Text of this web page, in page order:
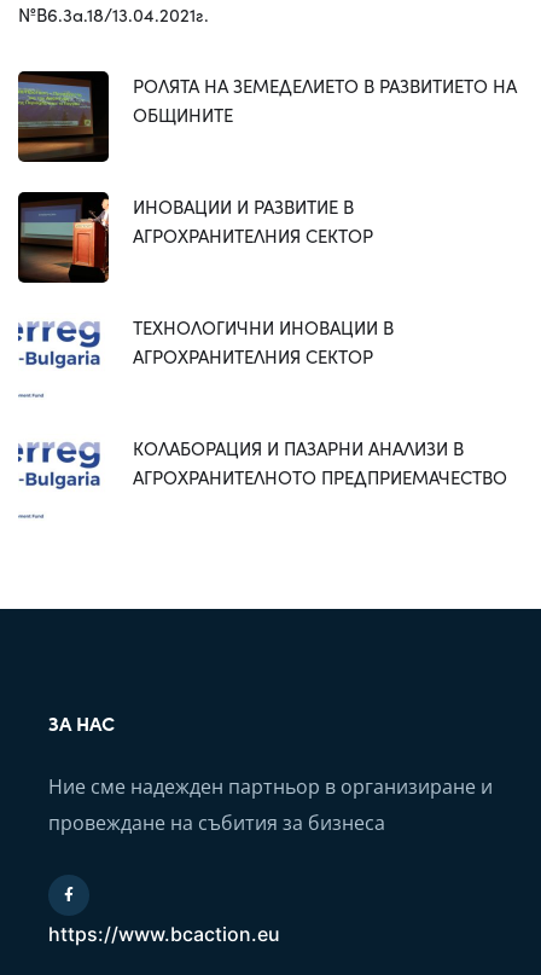
№B6.3a.18/13.04.2021г.
РОЛЯТА НА ЗЕМЕДЕЛИЕТО В РАЗВИТИЕТО НА
ОБЩИНИТЕ
ИНОВАЦИИ И РАЗВИТИЕ В
АГРОХРАНИТЕЛНИЯ СЕКТОР
ТЕХНОЛОГИЧНИ ИНОВАЦИИ В
АГРОХРАНИТЕЛНИЯ СЕКТОР
КОЛАБОРАЦИЯ И ПАЗАРНИ АНАЛИЗИ В
АГРОХРАНИТЕЛНОТО ПРЕДПРИЕМАЧЕСТВО
ЗА НАС
Ние сме надежден партньор в организиране и
провеждане на събития за бизнеса
https://www.bcaction.eu